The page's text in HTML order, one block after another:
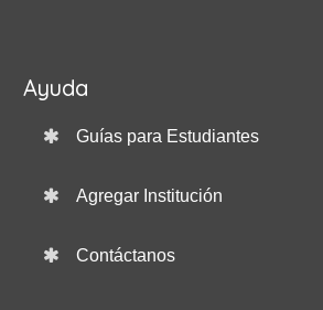
Ayuda
Guías para Estudiantes
Agregar Institución
Contáctanos